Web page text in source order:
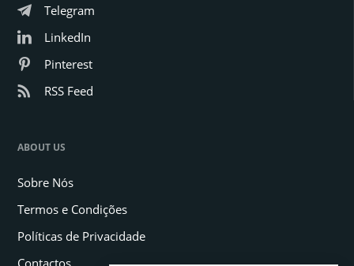
Telegram
LinkedIn
Pinterest
RSS Feed
ABOUT US
Sobre Nós
Termos e Condições
Políticas de Privacidade